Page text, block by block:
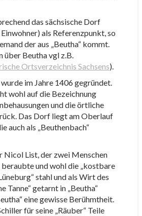
das sächsische Dorf
Einwohner) als Referenzpunkt, so
der aus „Beutha“ kommt.
über Beutha vgl z.B.
Ortsverzeichnis Sachsens).
im Jahre 1406 gegründet.
wohl auf die Bezeichnung
und die örtliche
Das Dorf liegt am Oberlauf
auch als „Beuthenbach“
Nicol List, der zwei Menschen
und wohl die „kostbare
stahl und als Wirt des
Tanne“ getarnt in „Beutha“
eine gewisse Berühmtheit.
für seine „Räuber“ Teile